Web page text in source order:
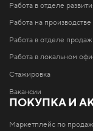
Работа в отделе
Работа на производстве
Работа в отделе продаж
Работа в локальном
Стажировка
Вакансии
ПОКУПКА И
Маркетплейс по